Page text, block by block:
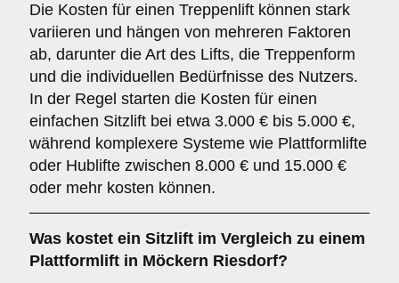
Die Kosten für einen Treppenlift können stark
variieren und hängen von mehreren Faktoren
ab, darunter die Art des Lifts, die Treppenform
und die individuellen Bedürfnisse des Nutzers.
In der Regel starten die Kosten für einen
einfachen Sitzlift bei etwa 3.000 € bis 5.000 €,
während komplexere Systeme wie Plattformlifte
oder Hublifte zwischen 8.000 € und 15.000 €
oder mehr kosten können.
Was kostet ein Sitzlift im Vergleich zu einem
Plattformlift in Möckern Riesdorf?